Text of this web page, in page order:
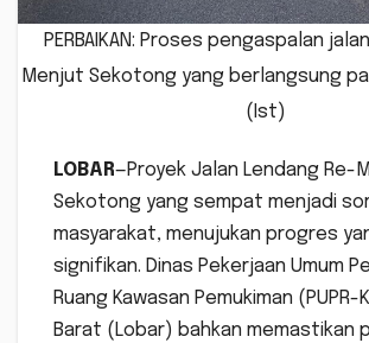
PERBAIKAN: Proses pengaspalan
Menjut Sekotong yang berlangsung
(Ist)
LOBAR—Proyek Jalan Lendang Re-
Sekotong yang sempat menjadi
masyarakat, menujukan progres
signifikan. Dinas Pekerjaan Umum
Ruang Kawasan Pemukiman (PUPR-
Barat (Lobar) bahkan memastikan